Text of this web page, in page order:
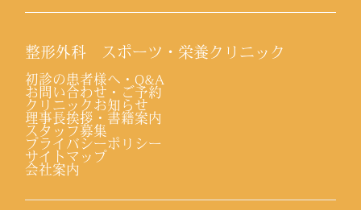
整形外科 スポーツ・栄養クリニック
初診の患者様へ・Q&A
お問い合わせ・ご予約
クリニックお知らせ
理事長挨拶・書籍案内
スタッフ募集
プライバシーポリシー
サイトマップ
会社案内